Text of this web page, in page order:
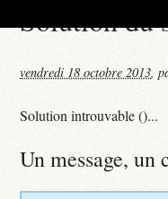
Solution du
vendredi 18 octobre 2013,
Solution introuvable ()...
Un message, un